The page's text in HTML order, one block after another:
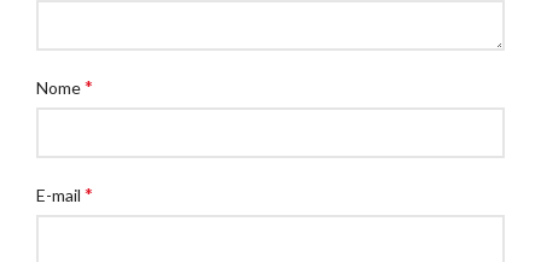
Nome*
E-mail *